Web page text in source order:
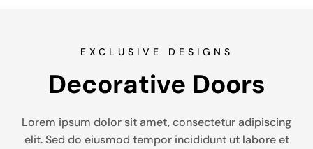
EXCLUSIVE DESIGNS
Decorative Doors
Lorem ipsum dolor sit amet, consectetur adipiscing
elit. Sed do eiusmod tempor incididunt ut labore et